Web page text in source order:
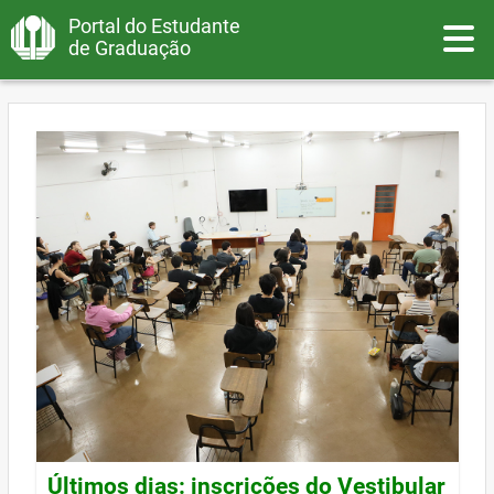
Portal do Estudante
de Graduação
Últimos dias: inscrições do Vestibular